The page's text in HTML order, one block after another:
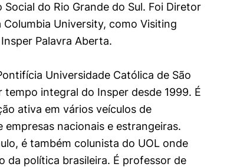
do Rio Grande do Sul. Foi Diretor
University, como Visiting
Palavra Aberta.
Universidade Católica de São
tempo integral do Insper desde 1999. É
ativa em vários veículos de
nacionais e estrangeiras.
é também colunista do UOL onde
da política brasileira. É professor de